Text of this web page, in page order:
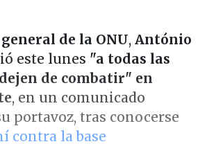
de la ONU, António
este lunes "a todas las
de combatir" en
, en un comunicado
portavoz, tras conocerse
contra la base